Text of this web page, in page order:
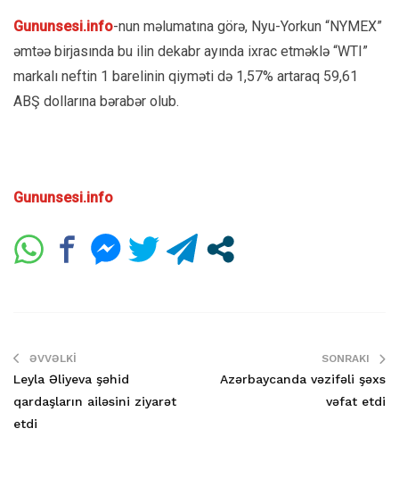
Gununsesi.info-nun məlumatına görə, Nyu-Yorkun “NYMEX”
əmtəə birjasında bu ilin dekabr ayında ixrac etməklə “WTI”
markalı neftin 1 barelinin qiyməti də 1,57% artaraq 59,61
ABŞ dollarına bərabər olub.
Gununsesi.info
ƏVVƏLKI
Leyla Əliyeva şəhid
qardaşların ailəsini ziyarət
etdi
SONRAKI
Azərbaycanda vəzifəli şəxs
vəfat etdi